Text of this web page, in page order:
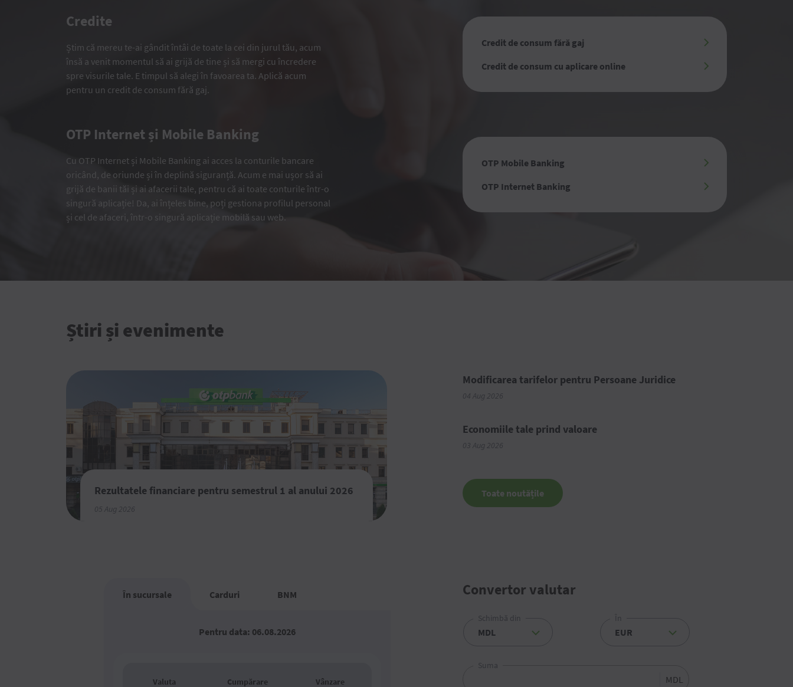
Credite
Știm că mereu te-ai gândit întâi de toate la cei din jurul tău, acum
însă a venit momentul să ai grijă de tine și să mergi cu încredere
spre visurile tale. E timpul să alegi în favoarea ta. Aplică acum
pentru un credit de consum fără gaj.
Credit de consum fără gaj
Credit de consum cu aplicare online
OTP Internet și Mobile Banking
Cu OTP Internet și Mobile Banking ai acces la conturile bancare
oricând, de oriunde și în deplină siguranță. Acum e mai ușor să ai
grijă de banii tăi și ai afacerii tale, pentru că ai toate conturile într-o
singură aplicație! Da, ai înțeles bine, poți gestiona profilul personal
și cel de afaceri, într-o singură aplicație mobilă sau web.
OTP Mobile Banking
OTP Internet Banking
Știri și evenimente
Rezultatele financiare pentru semestrul 1 al anului 2026
05 Aug 2026
Modificarea tarifelor pentru Persoane Juridice
04 Aug 2026
Economiile tale prind valoare
03 Aug 2026
Toate noutățile
În sucursale Carduri BNM
Pentru data: 06.08.2026
Valuta Cumpărare Vânzare
Convertor valutar
Schimbă din În
MDL
Suma